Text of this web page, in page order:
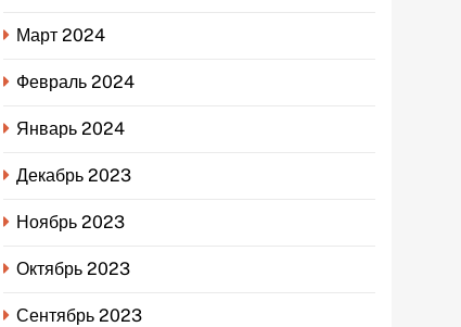
Март 2024
Февраль 2024
Январь 2024
Декабрь 2023
Ноябрь 2023
Октябрь 2023
Сентябрь 2023